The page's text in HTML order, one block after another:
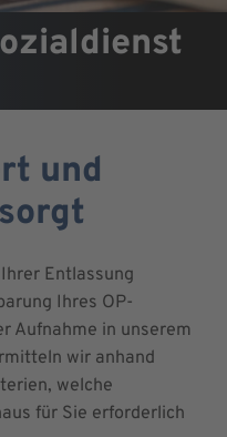
und
Entlassung
Ihres OP-
Aufnahme in unserem
wir anhand
welche
für Sie erforderlich